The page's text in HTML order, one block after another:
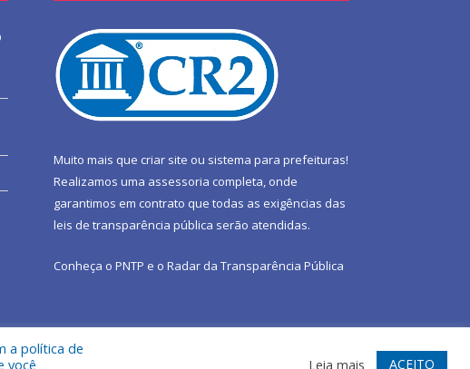
Muito mais que criar site ou sistema para prefeituras!
Realizamos uma assessoria completa, onde
garantimos em contrato que todas as exigências das
leis de transparência pública serão atendidas.
Conheça o PNTP e o Radar da Transparência Pública
do Site Acessar Webmail
a política de
você Leia mais ACEITO